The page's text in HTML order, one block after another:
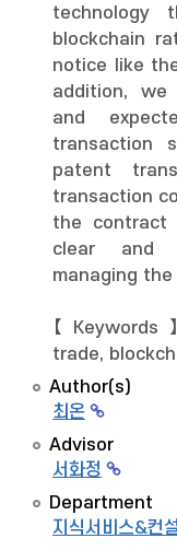
technology
blockchain
notice like
addition, we
and
transaction
patent
transaction
the contract
clear and
managing
【
trade,
Author(s)
최온
Advisor
서화정
Department
지식서비스&컨